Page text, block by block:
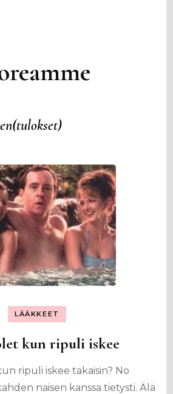
LÄÄKKEET
kun ripuli iskee
ripuli iskee takaisin? No
naisen kanssa tietysti. Älä